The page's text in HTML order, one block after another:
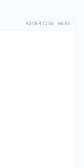
ADVERTISE HERE